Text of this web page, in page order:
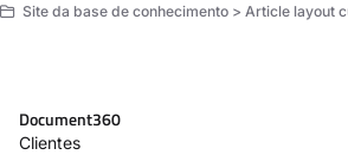
Site da base de conhecimento > Article layout
Document360
Clientes